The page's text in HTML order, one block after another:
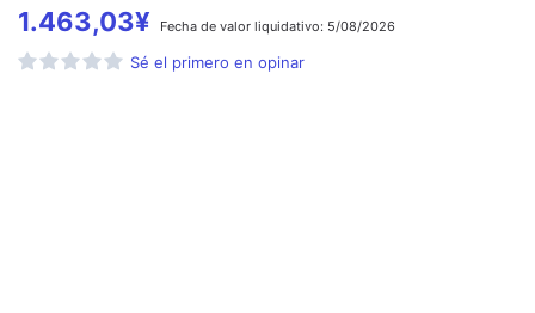
1.463,03¥ Fecha de valor liquidativo: 5/08/2026
Sé el primero en opinar